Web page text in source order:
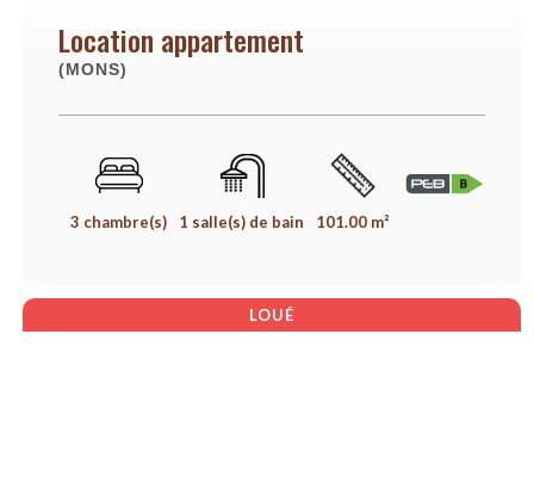
Location appartement
(MONS)
3 chambre(s) 1 salle(s) de bain 101.00 m²
LOUÉ